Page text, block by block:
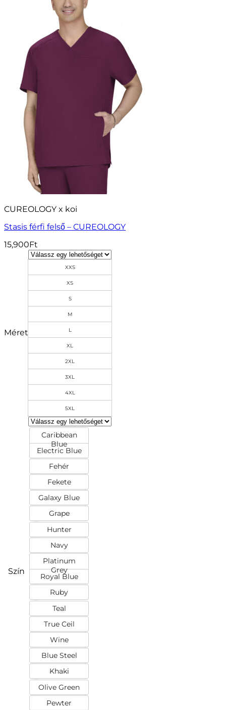
CUREOLOGY x koi
Stasis férfi felső – CUREOLOGY
15,900Ft
Méret
XXS
XS
S
M
L
XL
2XL
3XL
4XL
5XL
Szín
Caribbean
Blue
Electric Blue
Fehér
Fekete
Galaxy Blue
Grape
Hunter
Navy
Platinum
Grey
Royal Blue
Ruby
Teal
True Ceil
Wine
Blue Steel
Khaki
Olive Green
Pewter